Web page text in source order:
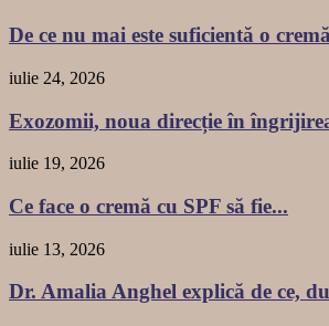
De ce nu mai este suficientă o
iulie 24, 2026
Exozomii, noua direcție în
iulie 19, 2026
Ce face o cremă cu SPF să fie...
iulie 13, 2026
Dr. Amalia Anghel explică de ce,